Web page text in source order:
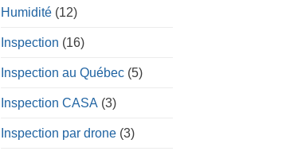
Humidité(12)
Inspection (16)
Inspection au Québec(5)
Inspection CASA (3)
Inspection par drone(3)